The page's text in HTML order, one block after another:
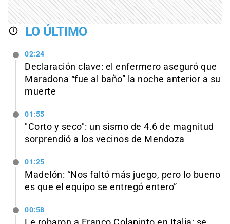
LO ÚLTIMO
02:24
Declaración clave: el enfermero aseguró que
Maradona “fue al baño” la noche anterior a su
muerte
01:55
"Corto y seco": un sismo de 4.6 de magnitud
sorprendió a los vecinos de Mendoza
01:25
Madelón: “Nos faltó más juego, pero lo bueno
es que el equipo se entregó entero”
00:58